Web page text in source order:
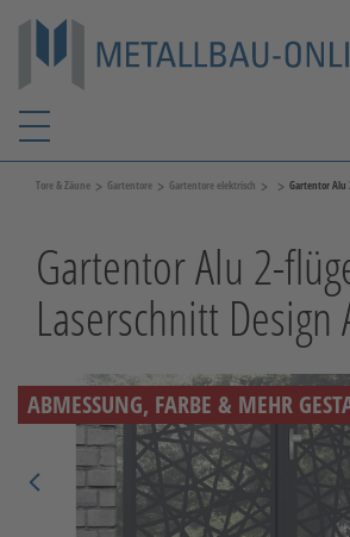
Tore & Zäune > Gartentore > Gartentore elektrisch > > Gartentor Alu
Gartentor Alu 2-
Laserschnitt Design
ABMESSUNG, FARBE & MEHR